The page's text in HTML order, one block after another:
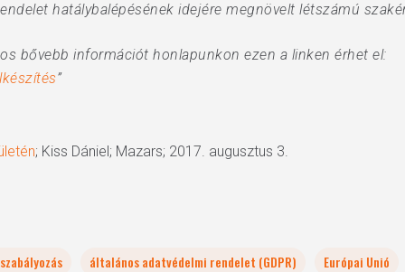
hatálybalépésének idejére megnövelt létszámú
bővebb információt honlapunkon ezen a linken érhet el:
”
; Kiss Dániel; Mazars; 2017. augusztus 3.
általános adatvédelmi rendelet (GDPR) Európai Unió